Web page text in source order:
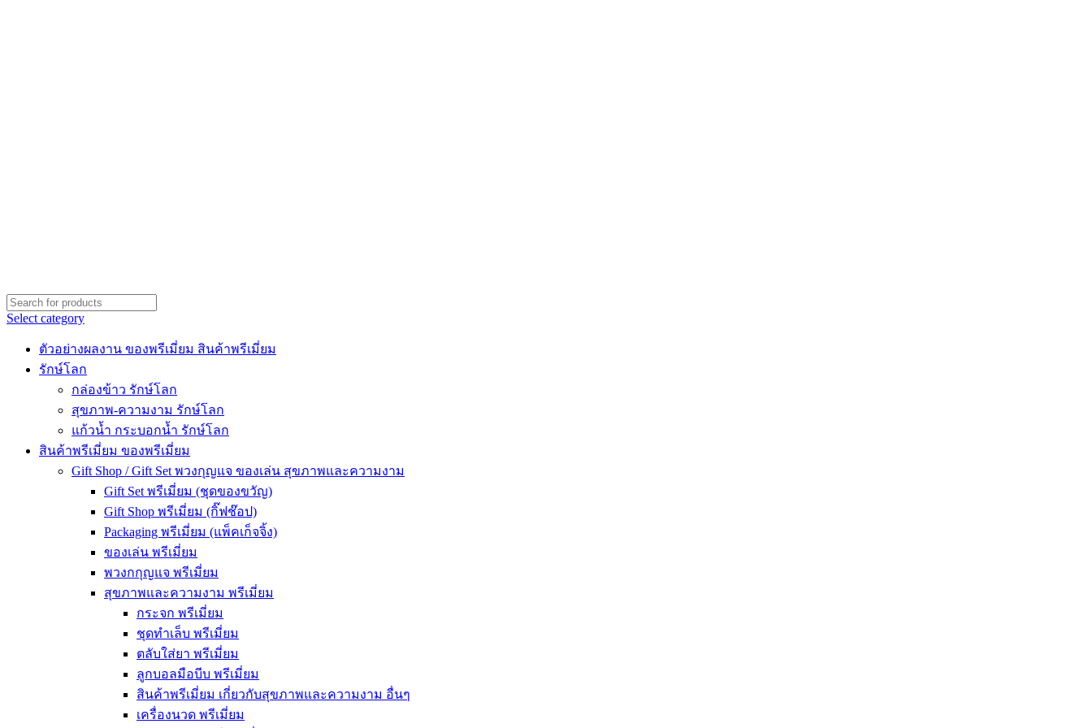
Select category
ตัวอย่างผลงาน ของพรีเมี่ยม สินค้าพรีเมี่ยม
รักษ์โลก
กล่องข้าว รักษ์โลก
สุขภาพ-ความงาม รักษ์โลก
แก้วน้ำ กระบอกน้ำ รักษ์โลก
สินค้าพรีเมี่ยม ของพรีเมี่ยม
Gift Shop / Gift Set พวงกุญแจ ของเล่น สุขภาพและความงาม
Gift Set พรีเมี่ยม (ชุดของขวัญ)
Gift Shop พรีเมี่ยม (กิ๊ฟช๊อป)
Packaging พรีเมี่ยม (แพ็คเก็จจิ้ง)
ของเล่น พรีเมี่ยม
พวงกกุญแจ พรีเมี่ยม
สุขภาพและความงาม พรีเมี่ยม
กระจก พรีเมี่ยม
ชุดทำเล็บ พรีเมี่ยม
ตลับใส่ยา พรีเมี่ยม
ลูกบอลมือบีบ พรีเมี่ยม
สินค้าพรีเมี่ยม เกี่ยวกับสุขภาพและความงาม อื่นๆ
เครื่องนวด พรีเมี่ยม